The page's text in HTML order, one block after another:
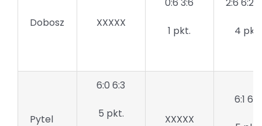
Dobosz XXXXX
1 pkt. 4 pkt.
Pytel
6:0 6:3
5 pkt. XXXXX
6:1 6:0